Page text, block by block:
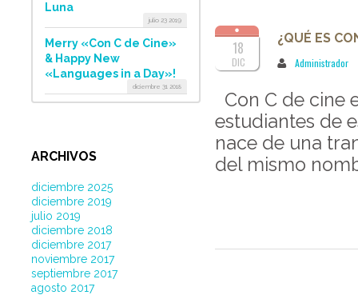
Luna
julio 23 2019
Merry «Con C de Cine»
& Happy New
«Languages in a Day»!
diciembre 31 2018
ARCHIVOS
diciembre 2025
diciembre 2019
julio 2019
diciembre 2018
diciembre 2017
noviembre 2017
septiembre 2017
agosto 2017
18
DIC
¿QUÉ ES
Administrador
Con C de cine
estudiantes de
nace de una
del mismo